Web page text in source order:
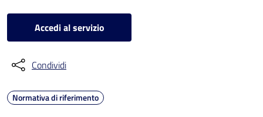
Accedi al servizio
Condividi
Normativa di riferimento